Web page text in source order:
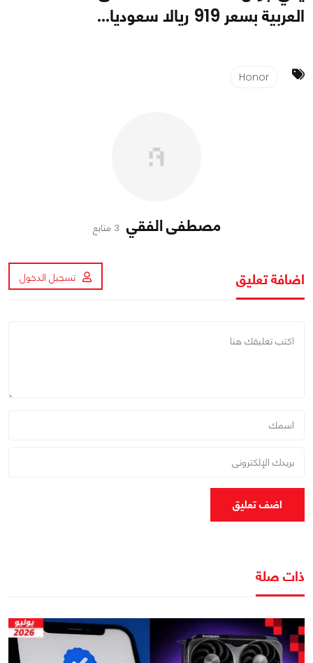
العربية بسعر 919 ريالا سعوديا...
Honor
مصطفى الفقي 3 متابع
اضافة تعليق تسجيل الدخول
اضف تعليق
ذات صلة